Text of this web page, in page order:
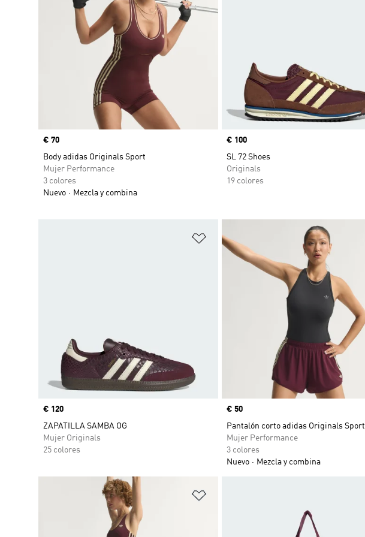
Precio
€ 70
Body adidas Originals Sport
Mujer Performance
3 colores
Nuevo
Mezcla y combina
Precio
€ 100
SL 72 Shoes
Originals
19 colores
Añadir a la lista de deseos
Precio
€ 120
ZAPATILLA SAMBA OG
Mujer Originals
25 colores
Precio
€ 50
Pantalón corto adidas Originals Sport
Mujer Performance
3 colores
Nuevo
Mezcla y combina